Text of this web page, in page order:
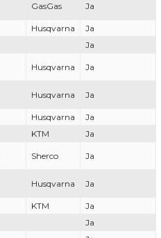
GasGas Ja
Husqvarna
Ja
Ja
Husqvarna Ja
Husqvarna Ja
Husqvarna
Ja
KTM Ja
Sherco Ja
Husqvarna Ja
KTM
Ja
Ja